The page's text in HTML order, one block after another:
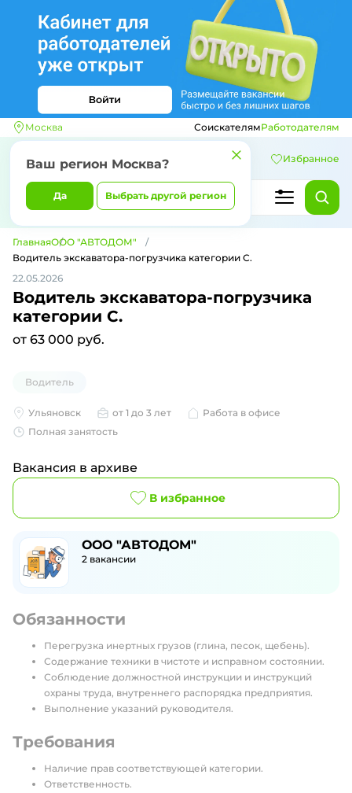
Москва
Ваш регион Москва?
Да Выбрать другой регион
СоискателямРаботодателям
Избранное
ГлавнаяООО "АВТОДОМ"
Водитель экскаватора-погрузчика категории С.
22.05.2026
Водитель экскаватора-погрузчика
категории С.
от 63 000 руб.
Водитель
Ульяновск от 1 до 3 лет
Работа в офисе
Полная занятость
Вакансия в архиве
В избранное
ООО "АВТОДОМ"
2 вакансии
Обязанности
Перегрузка инертных грузов (глина, песок, щебень).
Содержание техники в чистоте и исправном состоянии.
Соблюдение должностной инструкции и инструкций
охраны труда, внутреннего распорядка предприятия.
Выполнение указаний руководителя.
Требования
Наличие прав соответствующей категории.
Ответственность.